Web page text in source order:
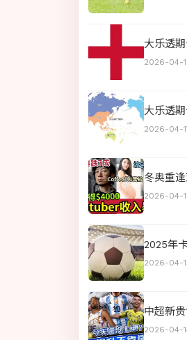
大乐透
2026-04-
大乐透
2026-04-
冬奥重
2026-04-
2025年
2026-04-
中超新
2026-04-